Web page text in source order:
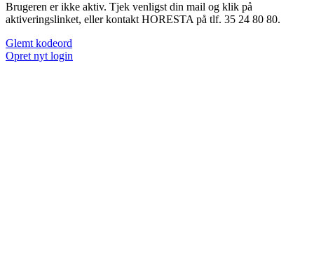
Brugeren er ikke aktiv. Tjek venligst din mail og klik på
aktiveringslinket, eller kontakt HORESTA på tlf. 35 24 80 80.
Glemt kodeord
Opret nyt login